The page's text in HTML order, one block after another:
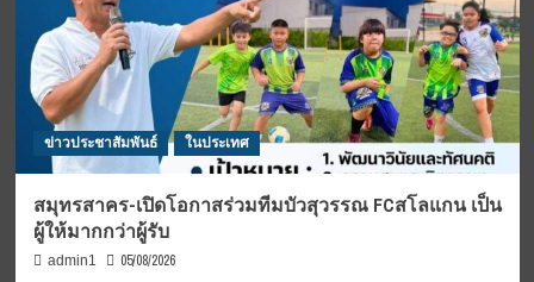
ข่าวประชาสัมพันธ์ ในประเทศ
สมุทรสาคร-เปิดโอกาสร่วมทีมบัวสุวรรณ FCสโลแกน เป็น
ผู้ให้มากกว่าผู้รับ
admin1 05/08/2026